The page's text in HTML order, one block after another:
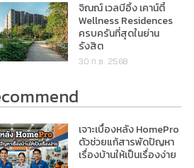
จิณณ์ เวลบีอิ้ง เคาน์ตี้
Wellness Residences
ครบครันที่สุดในย่าน
รังสิต
30 ก.ย. 2568
เจาะเบื้องหลัง HomePro
ตัวช่วยแก้สารพัดปัญหา
เรื่องบ้านให้เป็นเรื่องง่าย